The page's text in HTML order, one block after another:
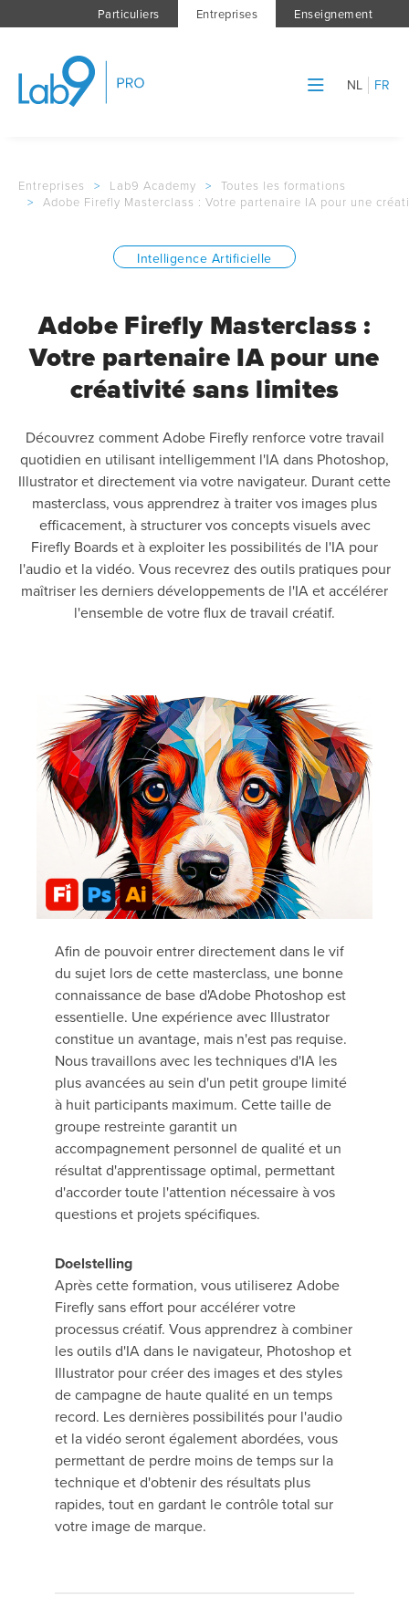
Particuliers Entreprises Enseignement
NL FR
Entreprises > Lab9 Academy > Toutes les formations
> Adobe Firefly Masterclass : Votre partenaire IA pour une
Intelligence Artificielle
Adobe Firefly Masterclass :
Votre partenaire IA pour une
créativité sans limites
Découvrez comment Adobe Firefly renforce votre travail
quotidien en utilisant intelligemment l'IA dans Photoshop,
Illustrator et directement via votre navigateur. Durant cette
masterclass, vous apprendrez à traiter vos images plus
efficacement, à structurer vos concepts visuels avec
Firefly Boards et à exploiter les possibilités de l'IA pour
l'audio et la vidéo. Vous recevrez des outils pratiques pour
maîtriser les derniers développements de l'IA et accélérer
l'ensemble de votre flux de travail créatif.
Afin de pouvoir entrer directement dans le vif
du sujet lors de cette masterclass, une bonne
connaissance de base d'Adobe Photoshop est
essentielle. Une expérience avec Illustrator
constitue un avantage, mais n'est pas requise.
Nous travaillons avec les techniques d'IA les
plus avancées au sein d'un petit groupe limité
à huit participants maximum. Cette taille de
groupe restreinte garantit un
accompagnement personnel de qualité et un
résultat d'apprentissage optimal, permettant
d'accorder toute l'attention nécessaire à vos
questions et projets spécifiques.
Doelstelling
Après cette formation, vous utiliserez Adobe
Firefly sans effort pour accélérer votre
processus créatif. Vous apprendrez à combiner
les outils d'IA dans le navigateur, Photoshop et
Illustrator pour créer des images et des styles
de campagne de haute qualité en un temps
record. Les dernières possibilités pour l'audio
et la vidéo seront également abordées, vous
permettant de perdre moins de temps sur la
technique et d'obtenir des résultats plus
rapides, tout en gardant le contrôle total sur
votre image de marque.